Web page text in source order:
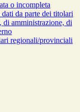
o incompleta
da parte dei titolari
amministrazione, di
regionali/provinciali